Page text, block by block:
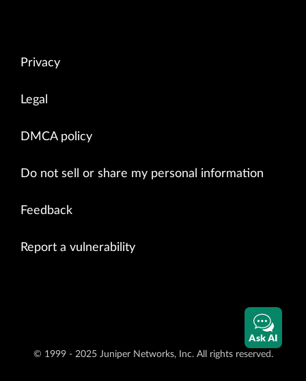
Privacy
Legal
DMCA policy
Do not sell or share my personal information
Feedback
Report a vulnerability
© 1999 - 2025 Juniper Networks, Inc. All rights reserved.
Ask AI